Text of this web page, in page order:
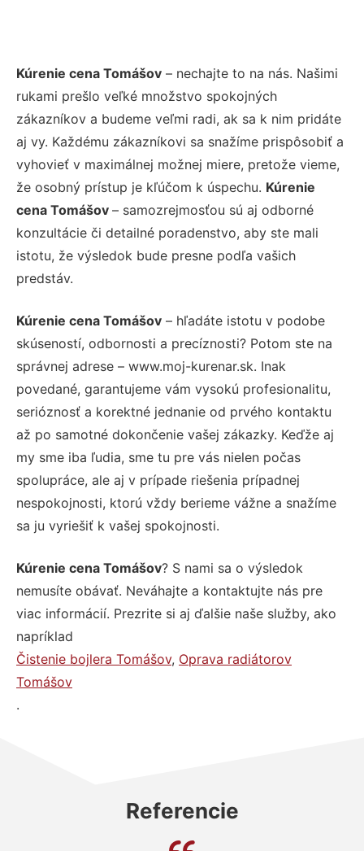
Kúrenie cena Tomášov – nechajte to na nás. Našimi
rukami prešlo veľké množstvo spokojných
zákazníkov a budeme veľmi radi, ak sa k nim pridáte
aj vy. Každému zákazníkovi sa snažíme prispôsobiť a
vyhovieť v maximálnej možnej miere, pretože vieme,
že osobný prístup je kľúčom k úspechu. Kúrenie
cena Tomášov – samozrejmosťou sú aj odborné
konzultácie či detailné poradenstvo, aby ste mali
istotu, že výsledok bude presne podľa vašich
predstáv.
Kúrenie cena Tomášov – hľadáte istotu v podobe
skúseností, odbornosti a precíznosti? Potom ste na
správnej adrese – www.moj-kurenar.sk. Inak
povedané, garantujeme vám vysokú profesionalitu,
serióznosť a korektné jednanie od prvého kontaktu
až po samotné dokončenie vašej zákazky. Keďže aj
my sme iba ľudia, sme tu pre vás nielen počas
spolupráce, ale aj v prípade riešenia prípadnej
nespokojnosti, ktorú vždy berieme vážne a snažíme
sa ju vyriešiť k vašej spokojnosti.
Kúrenie cena Tomášov? S nami sa o výsledok
nemusíte obávať. Neváhajte a kontaktujte nás pre
viac informácií. Prezrite si aj ďalšie naše služby, ako
napríklad
Čistenie bojlera Tomášov, Oprava radiátorov
Tomášov
.
Referencie